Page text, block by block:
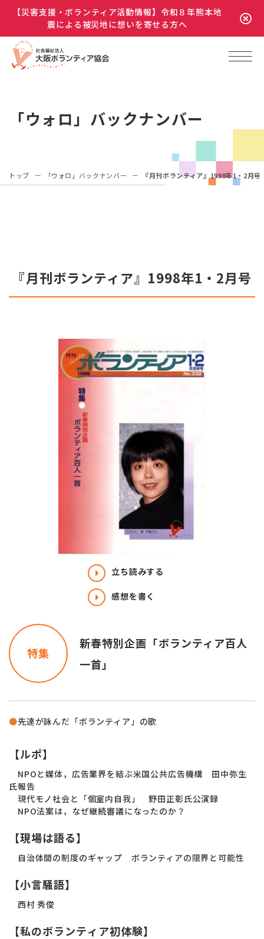
【災害支援・ボランティア活動情報】令和８年熊本地
震による被災地に想いを寄せる方へ
「ウォロ」バックナンバー
トップ 「ウォロ」バックナンバー 『月刊ボランティア』1998年1・2月号
『月刊ボランティア』1998年1・2月号
立ち読みする
感想を書く
特集
新春特別企画「ボランティア百人
一首」
●先達が詠んだ「ボランティア」の歌
【ルポ】
NPOと媒体，広告業界を結ぶ米国公共広告機構 田中弥生
氏報告
現代モノ社会と「個室内自我」 野田正彰氏公演録
NPO法案は，なぜ継続審議になったのか？
【現場は語る】
自治体間の制度のギャップ ボランティアの限界と可能性
【小言騒語】
西村 秀俊
【私のボランティア初体験】